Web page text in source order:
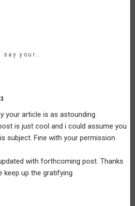
say your…
your article is as astounding.
is just cool and i could assume you
subject. Fine with your permission
with forthcoming post. Thanks
keep up the gratifying